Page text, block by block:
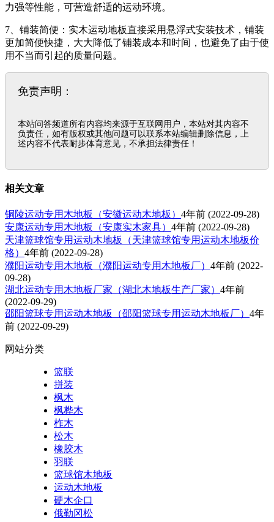
力强等性能，可营造舒适的运动环境。
7、铺装简便：实木运动地板直接采用悬浮式安装技术，铺装
更加简便快捷，大大降低了铺装成本和时间，也避免了由于使
用不当而引起的质量问题。
免责声明：
本站问答频道所有内容均来源于互联网用户，本站对其内容不
负责任，如有版权或其他问题可以联系本站编辑删除信息，上
述内容不代表耐步体育意见，不承担法律责任！
相关文章
铜陵运动专用木地板（安徽运动木地板） 4年前 (2022-09-28)
安康运动专用木地板（安康实木家具） 4年前 (2022-09-28)
天津篮球馆专用运动木地板（天津篮球馆专用运动木地板价
格） 4年前 (2022-09-28)
濮阳运动专用木地板（濮阳运动专用木地板厂） 4年前 (2022-
09-28)
湖北运动专用木地板厂家（湖北木地板生产厂家） 4年前
(2022-09-29)
邵阳篮球专用运动木地板（邵阳篮球专用运动木地板厂） 4年
前 (2022-09-29)
网站分类
篮联
拼装
枫木
枫桦木
柞木
松木
橡胶木
羽联
篮球馆木地板
运动木地板
硬木企口
俄勒冈松